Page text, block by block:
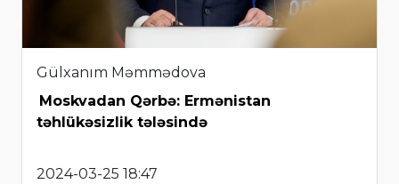
Gülxanım Məmmədova
Moskvadan Qərbə: Ermənistan
təhlükəsizlik tələsində
2024-03-25 18:47